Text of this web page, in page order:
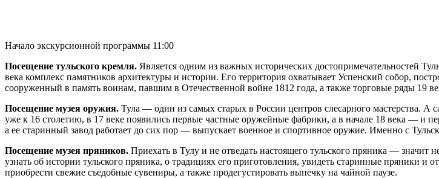
Начало экскурсионной программы 11:00
Посещение тульского кремля. Является одним из важных исторических достопримечательностей
века комплекс памятников архитектуры и истории. Его территория охватывает Успенский собор,
сооруженный в память воинам, павшим в Отечественной войне 1812 года, а также торговые ряды 19
Посещение музея оружия. Тула — один из самых старых в России центров слесарного мастерства.
уже к 16 столетию, в 17 веке появились первые частные оружейные фабрики, а в начале 18 века —
а ее старинный завод работает до сих пор — выпускает военное и спортивное оружие. Именно с
Посещение музея пряников. Приехать в Тулу и не отведать настоящего тульского пряника —
узнать об истории тульского пряника, о традициях его приготовления, увидеть старинные пряники и
приобрести свежие съедобные сувениры, а также продегустировать выпечку на чайной паузе.